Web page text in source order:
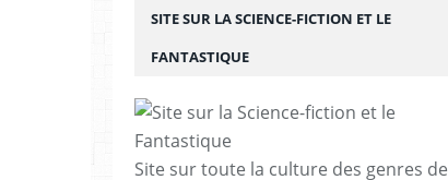
SITE SUR LA SCIENCE-FICTION ET LE
FANTASTIQUE
Site sur toute la culture des genres de